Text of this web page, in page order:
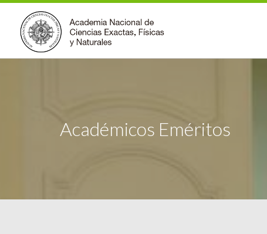
Académicos Eméritos